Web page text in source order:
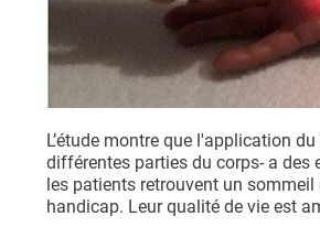
L’étude montre que l'application
différentes parties du corps- a
les patients retrouvent un
handicap. Leur qualité de vie est